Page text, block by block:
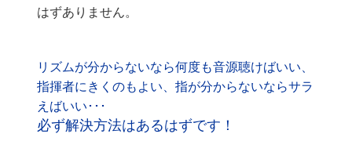
はずありません。
リズムが分からないなら何度も音源聴けばいい、
指揮者にきくのもよい、指が分からないならサラ
えばいい･･･
必ず解決方法はあるはずです！